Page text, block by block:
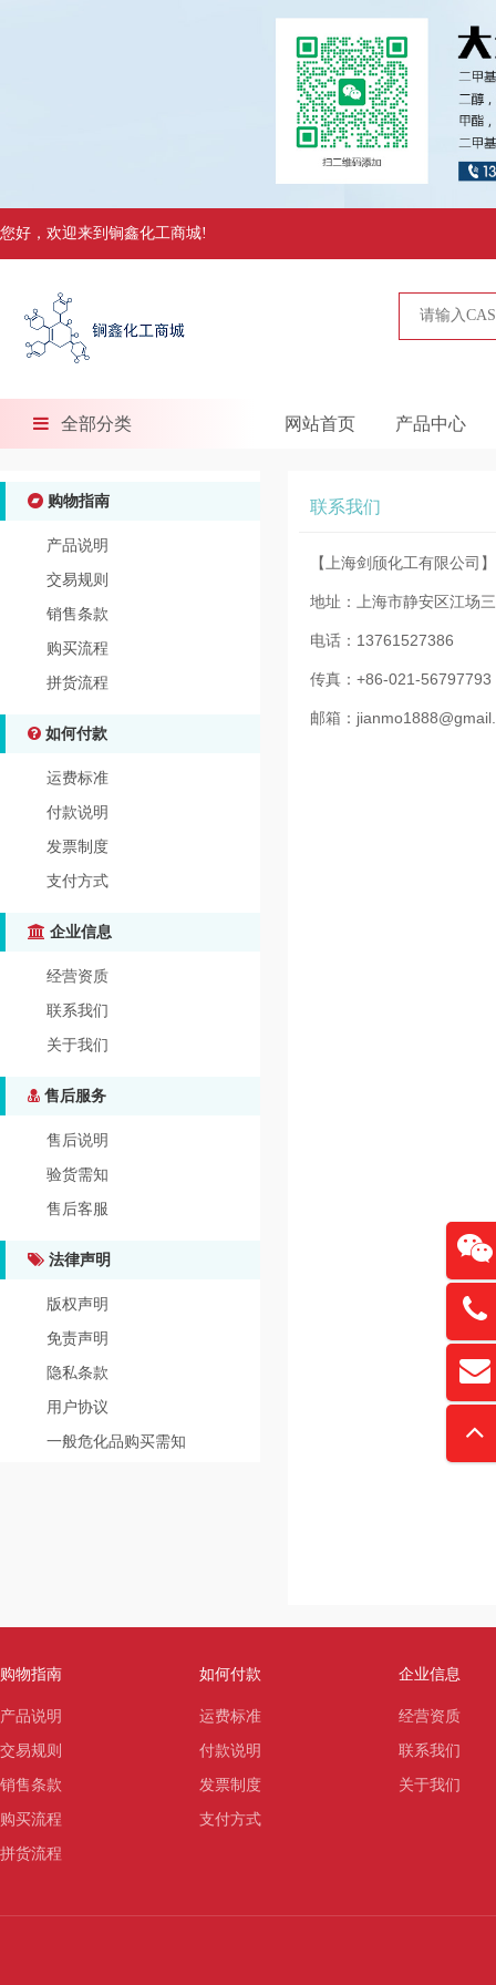
您好，欢迎来到锏鑫化工商城!
全部分类 网站首页 产品中心
购物指南
产品说明
交易规则
销售条款
购买流程
拼货流程
如何付款
运费标准
付款说明
发票制度
支付方式
企业信息
经营资质
联系我们
关于我们
售后服务
售后说明
验货需知
售后客服
法律声明
版权声明
免责声明
隐私条款
用户协议
一般危化品购买需知
联系我们
【上海剑颀化工有限公司】
地址：上海市静安区江场
电话：13761527386
传真：+86-021-56797793
邮箱：
购物指南
产品说明
交易规则
销售条款
购买流程
拼货流程
如何付款
运费标准
付款说明
发票制度
支付方式
企业信息
经营资质
联系我们
关于我们
扫